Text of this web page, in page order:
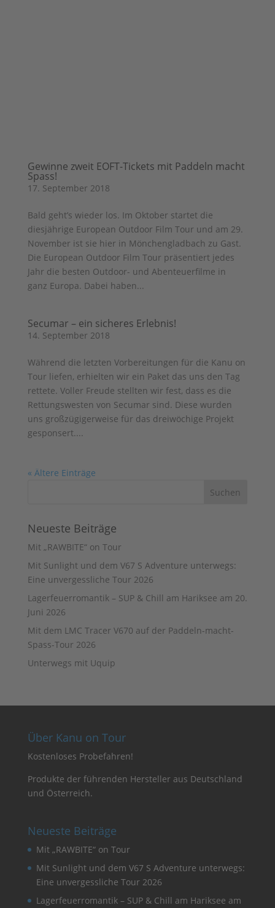
Gewinne zweit EOFT-Tickets mit Paddeln macht
Spass!
17. September 2018
Bald geht’s wieder los. Im Oktober startet die
diesjährige European Outdoor Film Tour und am 29.
November ist sie hier in Mönchengladbach zu Gast.
Die European Outdoor Film Tour präsentiert jedes
Jahr die besten Outdoor- und Abenteuerfilme in
ganz Europa. Dabei haben...
Secumar – ein sicheres Erlebnis!
14. September 2018
Während die letzten Vorbereitungen für die Kanu on
Tour liefen, erhielten wir ein Paket das uns den Tag
rettete. Voller Freude stellten wir fest, dass es die
Rettungswesten von Secumar sind. Diese wurden
uns großzügigerweise für das dreiwöchige Projekt
gesponsert....
« Ältere Einträge
Neueste Beiträge
Mit „RAWBITE“ on Tour
Mit Sunlight und dem V67 S Adventure unterwegs:
Eine unvergessliche Tour 2026
Lagerfeuerromantik – SUP & Chill am Hariksee am 20.
Juni 2026
Mit dem LMC Tracer V670 auf der Paddeln-macht-
Spass-Tour 2026
Unterwegs mit Uquip
Über Kanu on Tour
Kostenloses Probefahren!
Produkte der führenden Hersteller aus Deutschland
und Österreich.
Neueste Beiträge
Mit „RAWBITE“ on Tour
Mit Sunlight und dem V67 S Adventure unterwegs:
Eine unvergessliche Tour 2026
Lagerfeuerromantik – SUP & Chill am Hariksee am